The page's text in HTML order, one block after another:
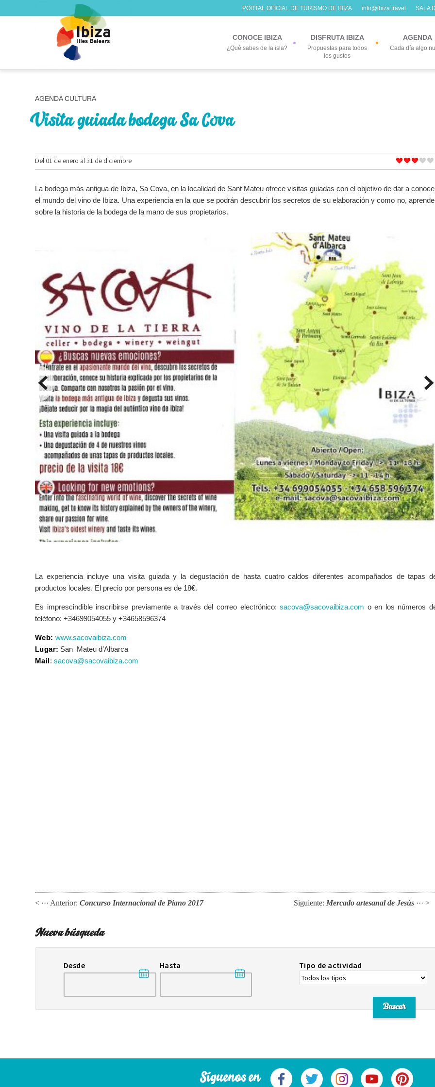
PORTAL OFICIAL DE TURISMO DE IBIZA info@ibiza.travel SALA
CONOCE IBIZA
¿Qué sabes de la isla?
DISFRUTA IBIZA
Propuestas para todos
los gustos
AGENDA
Cada día algo
AGENDA CULTURA
Visita guiada bodega Sa Cova
Del 01 de enero al 31 de diciembre
La bodega más antigua de Ibiza, Sa Cova, en la localidad de Sant Mateu ofrece visitas guiadas con el objetivo de dar a
el mundo del vino de Ibiza. Una experiencia en la que se podrán descubrir los secretos de su elaboración y como no,
sobre la historia de la bodega de la mano de sus propietarios.
La experiencia incluye una visita guiada y la degustación de hasta cuatro caldos diferentes acompañados de tapas
productos locales. El precio por persona es de 18€.
Es imprescindible inscribirse previamente a través del correo electrónico:sacova@sacovaibiza.com o en los números
teléfono: +34699054055 y +34658596374
Web: www.sacovaibiza.com
Lugar: San Mateu d’Albarca
Mail: sacova@sacovaibiza.com
< ··· Anterior: Concurso Internacional de Piano 2017 Siguiente: Mercado artesanal de Jesús ··· >
Nueva búsqueda
Desde Hasta Tipo de actividad
Síguenos en